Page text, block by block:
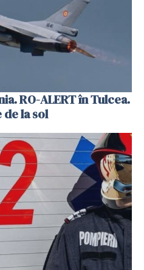
RO-ALERT în Tulcea.
la sol